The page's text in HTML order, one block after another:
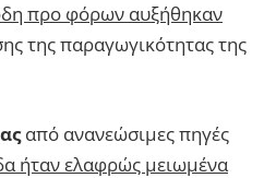
προ φόρων αυξήθηκαν
της παραγωγικότητας της
από ανανεώσιμες πηγές
ήταν ελαφρώς μειωμένα